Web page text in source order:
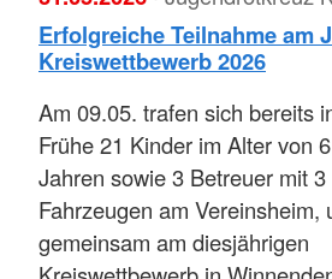
Erfolgreiche Teilnahme am
Kreiswettbewerb 2026
Am 09.05. trafen sich bereits
Frühe 21 Kinder im Alter von
Jahren sowie 3 Betreuer mit 3
Fahrzeugen am Vereinsheim,
gemeinsam am diesjährigen